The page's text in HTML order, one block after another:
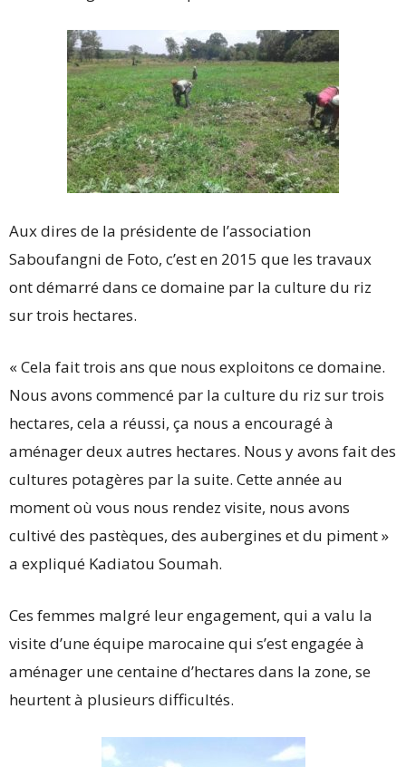
Aux dires de la présidente de l’association
Saboufangni de Foto, c’est en 2015 que les travaux
ont démarré dans ce domaine par la culture du riz
sur trois hectares.
« Cela fait trois ans que nous exploitons ce domaine.
Nous avons commencé par la culture du riz sur trois
hectares, cela a réussi, ça nous a encouragé à
aménager deux autres hectares. Nous y avons fait des
cultures potagères par la suite. Cette année au
moment où vous nous rendez visite, nous avons
cultivé des pastèques, des aubergines et du piment »
a expliqué Kadiatou Soumah.
Ces femmes malgré leur engagement, qui a valu la
visite d’une équipe marocaine qui s’est engagée à
aménager une centaine d’hectares dans la zone, se
heurtent à plusieurs difficultés.